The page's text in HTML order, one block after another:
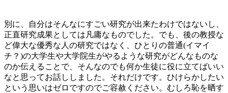
別に、自分はそんなにすごい研究が出来たわけではないし、
正直研究成果としては凡庸なものでした。でも、後の教授な
ど偉大な優秀な人の研究ではなく、ひとりの普通(イマイ
チ？)の大学生や大学院生がやるような研究がどんなものな
のか伝えることで、そんなのでも何か生徒に役に立てばいい
なと思ってお話ししました。それだけです。ひけらかしたい
という思いはゼロですのでご容赦ください。むしろ恥を晒す